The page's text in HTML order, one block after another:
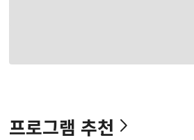
프로그램 추천